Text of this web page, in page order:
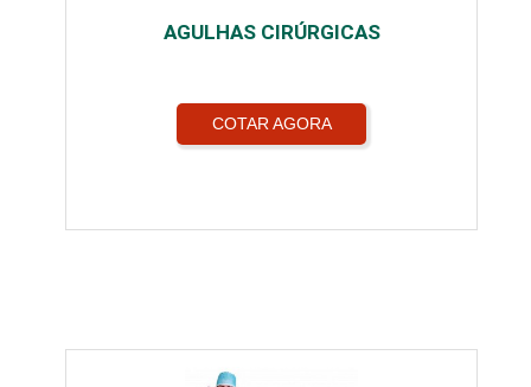
AGULHAS CIRÚRGICAS
COTAR AGORA